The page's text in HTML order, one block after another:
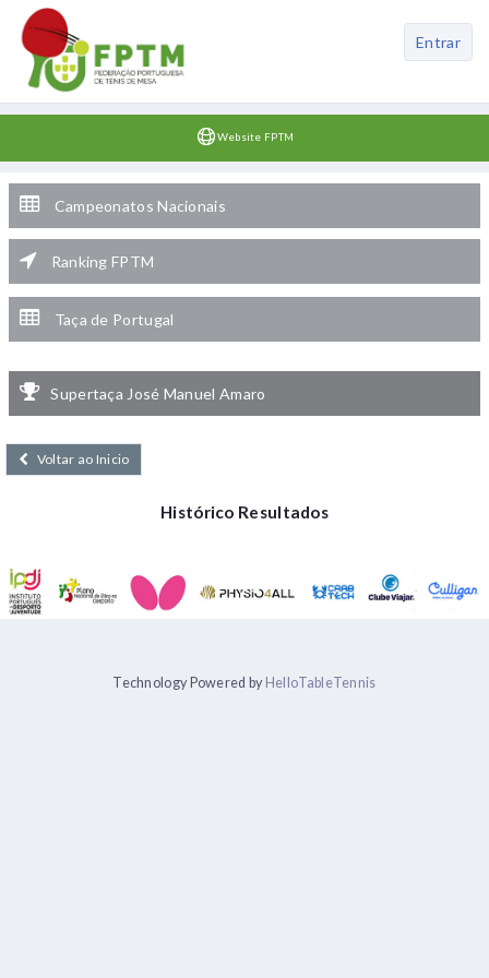
Website FPTM
Entrar
Campeonatos Nacionais
Ranking FPTM
Taça de Portugal
Supertaça José Manuel Amaro
Voltar ao Inicio
Histórico Resultados
Technology Powered by HelloTableTennis